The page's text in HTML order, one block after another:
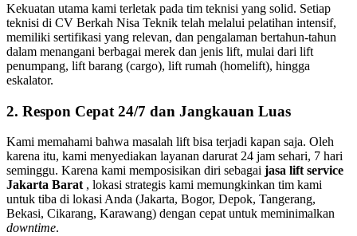
Kekuatan utama kami terletak pada tim teknisi yang solid. Setiap
teknisi di CV Berkah Nisa Teknik telah melalui pelatihan intensif,
memiliki sertifikasi yang relevan, dan pengalaman bertahun-tahun
dalam menangani berbagai merek dan jenis lift, mulai dari lift
penumpang, lift barang (cargo), lift rumah (homelift), hingga
eskalator.
2. Respon Cepat 24/7 dan Jangkauan Luas
Kami memahami bahwa masalah lift bisa terjadi kapan saja. Oleh
karena itu, kami menyediakan layanan darurat 24 jam sehari, 7 hari
seminggu. Karena kami memposisikan diri sebagai jasa lift service
Jakarta Barat , lokasi strategis kami memungkinkan tim kami
untuk tiba di lokasi Anda (Jakarta, Bogor, Depok, Tangerang,
Bekasi, Cikarang, Karawang) dengan cepat untuk meminimalkan
downtime.